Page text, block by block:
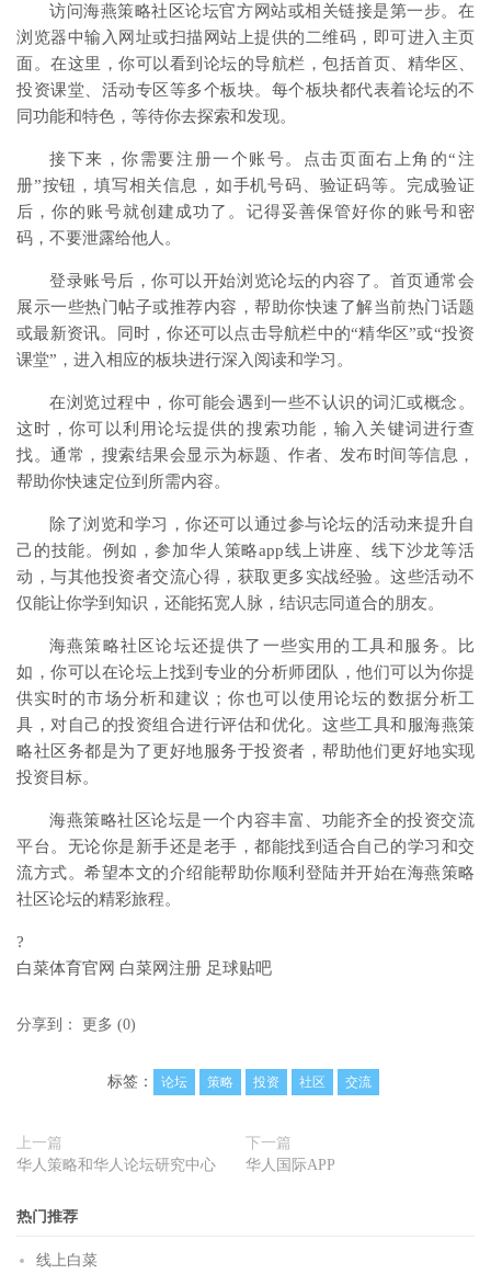
访问海燕策略社区论坛官方网站或相关链接是第一步。在
浏览器中输入网址或扫描网站上提供的二维码，即可进入主页
面。在这里，你可以看到论坛的导航栏，包括首页、精华区、
投资课堂、活动专区等多个板块。每个板块都代表着论坛的不
同功能和特色，等待你去探索和发现。
接下来，你需要注册一个账号。点击页面右上角的“注
册”按钮，填写相关信息，如手机号码、验证码等。完成验证
后，你的账号就创建成功了。记得妥善保管好你的账号和密
码，不要泄露给他人。
登录账号后，你可以开始浏览论坛的内容了。首页通常会
展示一些热门帖子或推荐内容，帮助你快速了解当前热门话题
或最新资讯。同时，你还可以点击导航栏中的“精华区”或“投资
课堂”，进入相应的板块进行深入阅读和学习。
在浏览过程中，你可能会遇到一些不认识的词汇或概念。
这时，你可以利用论坛提供的搜索功能，输入关键词进行查
找。通常，搜索结果会显示为标题、作者、发布时间等信息，
帮助你快速定位到所需内容。
除了浏览和学习，你还可以通过参与论坛的活动来提升自
己的技能。例如，参加华人策略app线上讲座、线下沙龙等活
动，与其他投资者交流心得，获取更多实战经验。这些活动不
仅能让你学到知识，还能拓宽人脉，结识志同道合的朋友。
海燕策略社区论坛还提供了一些实用的工具和服务。比
如，你可以在论坛上找到专业的分析师团队，他们可以为你提
供实时的市场分析和建议；你也可以使用论坛的数据分析工
具，对自己的投资组合进行评估和优化。这些工具和服海燕策
略社区务都是为了更好地服务于投资者，帮助他们更好地实现
投资目标。
海燕策略社区论坛是一个内容丰富、功能齐全的投资交流
平台。无论你是新手还是老手，都能找到适合自己的学习和交
流方式。希望本文的介绍能帮助你顺利登陆并开始在海燕策略
社区论坛的精彩旅程。
?
白菜体育官网 白菜网注册 足球贴吧
分享到： 更多 (0)
标签： 论坛 策略 投资 社区 交流
上一篇
华人策略和华人论坛研究中心
下一篇
华人国际APP
热门推荐
线上白菜